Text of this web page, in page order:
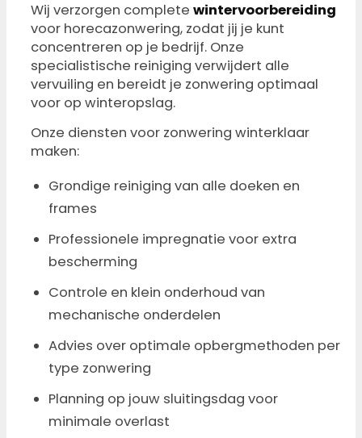
Wij verzorgen complete wintervoorbereiding
voor horecazonwering, zodat jij je kunt
concentreren op je bedrijf. Onze
specialistische reiniging verwijdert alle
vervuiling en bereidt je zonwering optimaal
voor op winteropslag.
Onze diensten voor zonwering winterklaar
maken:
Grondige reiniging van alle doeken en
frames
Professionele impregnatie voor extra
bescherming
Controle en klein onderhoud van
mechanische onderdelen
Advies over optimale opbergmethoden per
type zonwering
Planning op jouw sluitingsdag voor
minimale overlast